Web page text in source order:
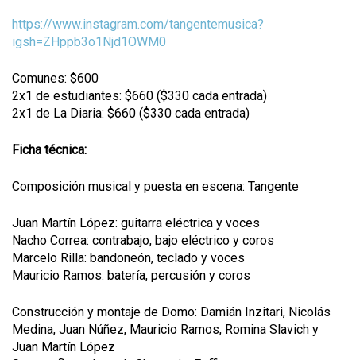
https://www.instagram.com/tangentemusica?
igsh=ZHppb3o1Njd1OWM0
Comunes: $600
2x1 de estudiantes: $660 ($330 cada entrada)
2x1 de La Diaria: $660 ($330 cada entrada)
Ficha técnica:
Composición musical y puesta en escena: Tangente
Juan Martín López: guitarra eléctrica y voces
Nacho Correa: contrabajo, bajo eléctrico y coros
Marcelo Rilla: bandoneón, teclado y voces
Mauricio Ramos: batería, percusión y coros
Construcción y montaje de Domo: Damián Inzitari, Nicolás
Medina, Juan Núñez, Mauricio Ramos, Romina Slavich y
Juan Martín López